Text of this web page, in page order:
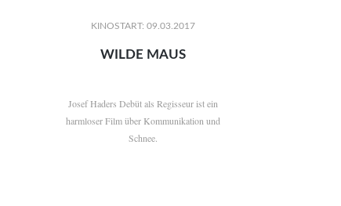
KINOSTART: 09.03.2017
WILDE MAUS
Josef Haders Debüt als Regisseur ist ein
harmloser Film über Kommunikation und
Schnee.